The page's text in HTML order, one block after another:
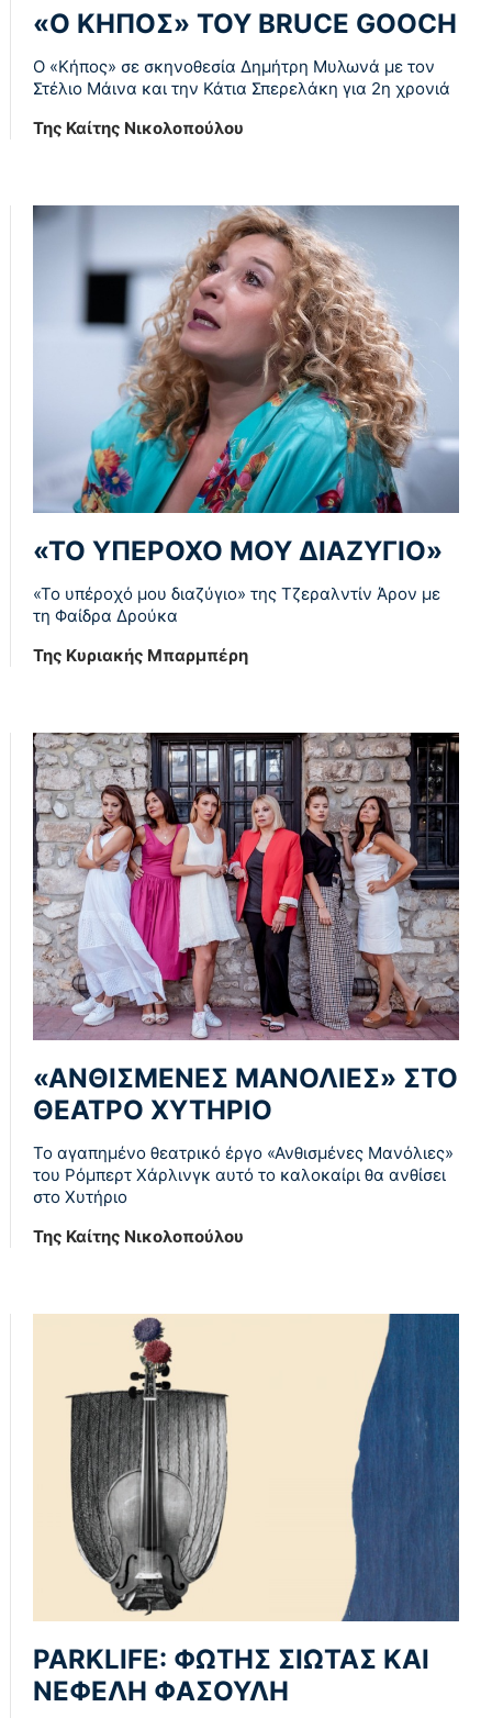
«Ο ΚΗΠΟΣ» ΤΟΥ BRUCE GOOCH
Ο «Κήπος» σε σκηνοθεσία Δημήτρη Μυλωνά με τον
Στέλιο Μάινα και την Κάτια Σπερελάκη για 2η χρονιά
Της Καίτης Νικολοπούλου
«ΤΟ ΥΠΕΡΟΧΟ ΜΟΥ ΔΙΑΖΥΓΙΟ»
«Το υπέροχό μου διαζύγιο» της Τζεραλντίν Άρον με
τη Φαίδρα Δρούκα
Της Κυριακής Μπαρμπέρη
«ΑΝΘΙΣΜΕΝΕΣ ΜΑΝΟΛΙΕΣ» ΣΤΟ
ΘΕΑΤΡΟ ΧΥΤΗΡΙΟ
Το αγαπημένο θεατρικό έργο «Ανθισμένες Μανόλιες»
του Ρόμπερτ Χάρλινγκ αυτό το καλοκαίρι θα ανθίσει
στο Χυτήριο
Της Καίτης Νικολοπούλου
PARKLIFE: ΦΩΤΗΣ ΣΙΩΤΑΣ ΚΑΙ
ΝΕΦΕΛΗ ΦΑΣΟΥΛΗ